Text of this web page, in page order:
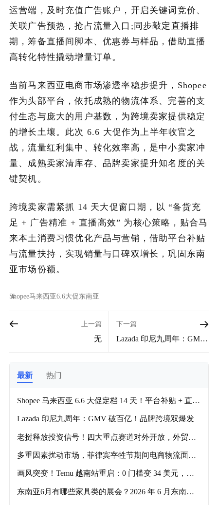
运营端，及时充值广告账户，开启关键词竞价、
关联广告预热，抢占流量入口;同步敲定直播排
期，筹备直播间脚本、优惠券与样品，借助直播
高转化特性撬动增量订单。
当前马来西亚电商市场渗透率稳步提升，Shopee
作为头部平台，依托成熟的物流体系、完善的支
付生态与庞大的用户基数，为跨境卖家提供稳定
的增长土壤。此次 6.6 大促作为上半年收官之
战，流量红利集中、转化效率高，是中小卖家冲
量、成熟卖家清库存、品牌卖家提升知名度的关
键契机。
跨境卖家需紧抓 14 天大促窗口期，以 “备货充
足 + 广告精准 + 直播高效” 为核心策略，贴合马
来本土消费习惯优化产品与营销，借助平台补贴
与流量扶持，实现销量与口碑双增长，巩固东南
亚市场份额。
Shopee马来西亚6.6大促东南亚
上一篇
无
下一篇
Lazada 印尼九周年：GMV
最新 热门
Shopee 马来西亚 6.6 大促定档 14 天！平台补贴 + 直播
Lazada 印尼九周年：GMV 破百亿！品牌跨境双爆发
老挝释放投资信号！四大重点赛道对外开放，外贸人
多重因素扰动市场，菲律宾宰牲节期间电商物流面临
画风突变！Temu 越南站重启：0 门槛变 34 美元，老
东南亚6月有哪些家具类的展会？2026 年 6 月东南亚